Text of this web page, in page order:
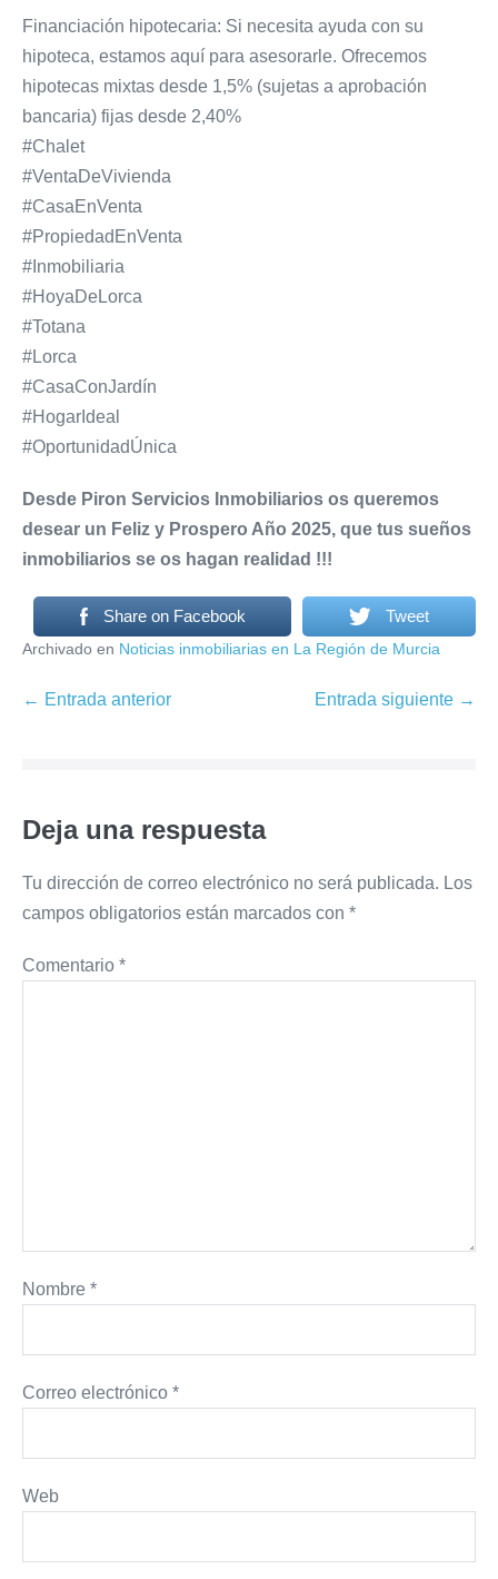
Financiación hipotecaria: Si necesita ayuda con su
hipoteca, estamos aquí para asesorarle. Ofrecemos
hipotecas mixtas desde 1,5% (sujetas a aprobación
bancaria) fijas desde 2,40%
#Chalet
#VentaDeVivienda
#CasaEnVenta
#PropiedadEnVenta
#Inmobiliaria
#HoyaDeLorca
#Totana
#Lorca
#CasaConJardín
#HogarIdeal
#OportunidadÚnica
Desde Piron Servicios Inmobiliarios os queremos
desear un Feliz y Prospero Año 2025, que tus sueños
inmobiliarios se os hagan realidad !!!
Share on Facebook Tweet
Archivado en Noticias inmobiliarias en La Región de Murcia
Navegación
← Entrada anterior Entrada siguiente →
Deja una respuesta
Tu dirección de correo electrónico no será publicada. Los
campos obligatorios están marcados con *
Comentario *
Nombre *
Correo electrónico *
Web